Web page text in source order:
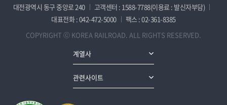
대전광역시 동구 중앙로 240
고객센터 : 1588-7788(이용료 : 발신자부담)
대표전화 : 042-472-5000
팩스 : 02-361-8385
COPYRIGHT ⓒ KOREA RAILROAD. ALL RIGHTS RESERVED.
계열사
관련사이트